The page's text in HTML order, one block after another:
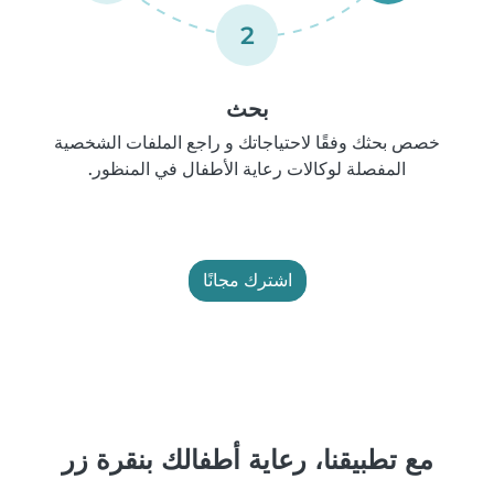
2
بحث
خصص بحثك وفقًا لاحتياجاتك و راجع الملفات الشخصية
المفصلة لوكالات رعاية الأطفال في المنظور.
اشترك مجانًا
مع تطبيقنا، رعاية أطفالك بنقرة زر